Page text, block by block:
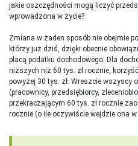
jakie oszczędności mogą liczyć
wprowadzona w życie?
Zmiana w żaden sposób nie obejmie
którzy już dziś, dzięki obecnie
płacą podatku dochodowego. Dla
niższych niż 60 tys. zł rocznie,
powyżej 30 tys. zł. Wreszcie wszyscy
(pracownicy, przedsiębiorcy,
przekraczającym 60 tys. zł rocznie
rocznie (o ile oczywiście wejdzie ona w